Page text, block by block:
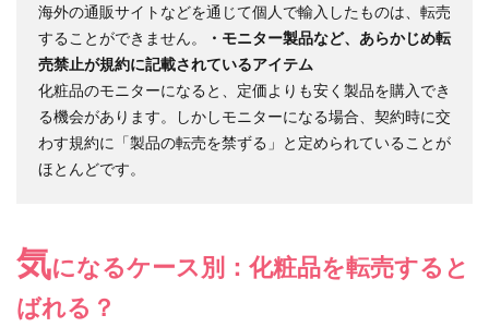
海外の通販サイトなどを通じて個人で輸入したものは、転売
することができません。
・モニター製品など、あらかじめ転
売禁止が規約に記載されているアイテム
化粧品のモニターになると、定価よりも安く製品を購入でき
る機会があります。しかしモニターになる場合、契約時に交
わす規約に「製品の転売を禁ずる」と定められていることが
ほとんどです。
気になるケース別：化粧品を転売すると
ばれる？